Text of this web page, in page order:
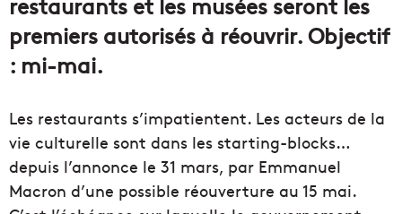
premiers autorisés à réouvrir. Objectif
: mi-mai.
Les restaurants s’impatientent. Les acteurs de la
vie culturelle sont dans les starting-blocks…
depuis l’annonce le 31 mars, par Emmanuel
Macron d’une possible réouverture au 15 mai.